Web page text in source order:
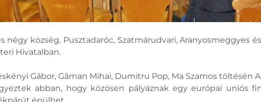
négy község, Pusztadaróc, Szatmárudvari, Aranyosmeggyes
Hivatalban.
Gábor, Gâman Mihai, Dumitru Pop, Ma Szamos töltésén
abban, hogy közösen pályáznak egy európai uniós